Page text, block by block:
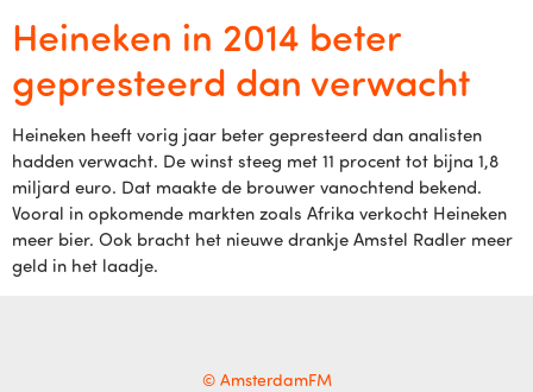
Heineken in 2014 beter
gepresteerd dan verwacht
Heineken heeft vorig jaar beter gepresteerd dan analisten
hadden verwacht. De winst steeg met 11 procent tot bijna 1,8
miljard euro. Dat maakte de brouwer vanochtend bekend.
Vooral in opkomende markten zoals Afrika verkocht Heineken
meer bier. Ook bracht het nieuwe drankje Amstel Radler meer
geld in het laadje.
© AmsterdamFM